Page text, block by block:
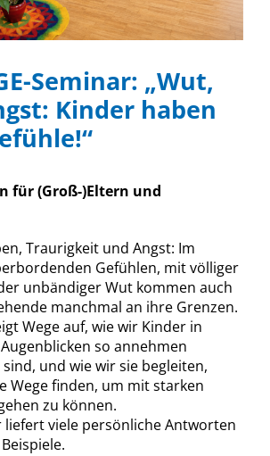
Seminar: „Wut,
Kinder haben
für (Groß-)Eltern und
Traurigkeit und Angst: Im
Gefühlen, mit völliger
unbändiger Wut kommen auch
manchmal an ihre Grenzen.
Wege auf, wie wir Kinder in
so annehmen
und wie wir sie begleiten,
Wege finden, um mit starken
zu können.
liefert viele persönliche Antworten